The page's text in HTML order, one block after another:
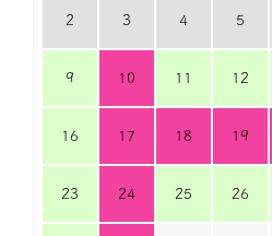
2 3 4 5
9 10 11 12
16 17 18 19
23 24 25 26